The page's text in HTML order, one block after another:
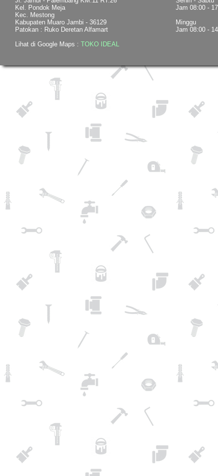
Kel. Pondok Meja
Kec. Mestong
Kabupaten Muaro Jambi - 36129
Patokan : Ruko Deretan Alfamart
Lihat di Google Maps : TOKO IDEAL
Jam 08:00 -
Minggu
Jam 08:00 -